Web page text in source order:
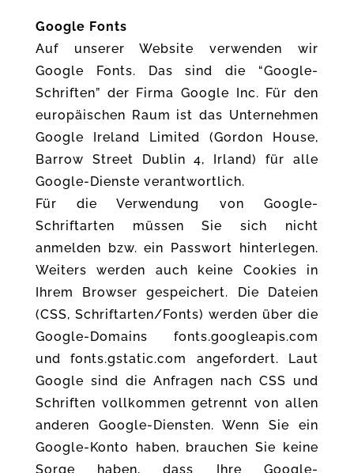
Google Fonts
Auf unserer Website verwenden wir
Google Fonts. Das sind die “Google-
Schriften” der Firma Google Inc. Für den
europäischen Raum ist das Unternehmen
Google Ireland Limited (Gordon House,
Barrow Street Dublin 4, Irland) für alle
Google-Dienste verantwortlich.
Für die Verwendung von Google-
Schriftarten müssen Sie sich nicht
anmelden bzw. ein Passwort hinterlegen.
Weiters werden auch keine Cookies in
Ihrem Browser gespeichert. Die Dateien
(CSS, Schriftarten/Fonts) werden über die
Google-Domains fonts.googleapis.com
und fonts.gstatic.com angefordert. Laut
Google sind die Anfragen nach CSS und
Schriften vollkommen getrennt von allen
anderen Google-Diensten. Wenn Sie ein
Google-Konto haben, brauchen Sie keine
Sorge haben, dass Ihre Google-